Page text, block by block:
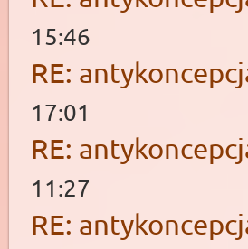
15:46
RE:
17:01
RE:
11:27
RE: